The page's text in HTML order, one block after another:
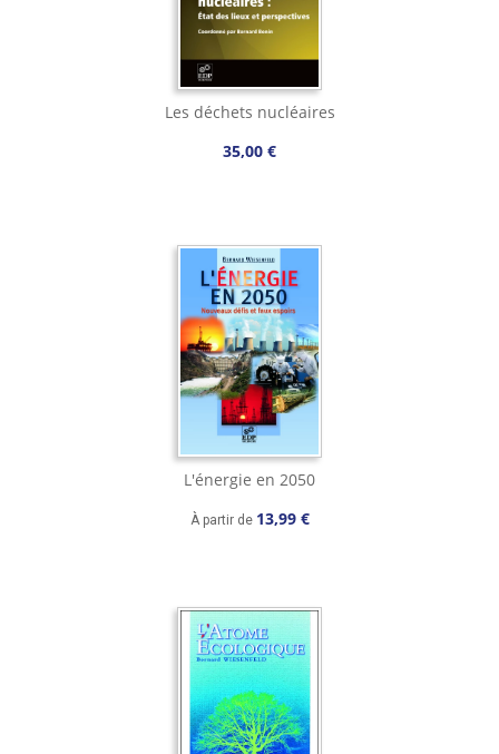
Les déchets nucléaires
35,00 €
L'énergie en 2050
À partir de 13,99 €